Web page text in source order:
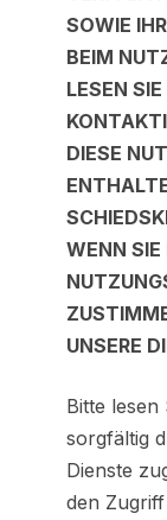
SOWIE
BEIM
LESEN
DIESE
WENN SIE
UNSERE
Bitte lesen
sorgfältig
Dienste
den